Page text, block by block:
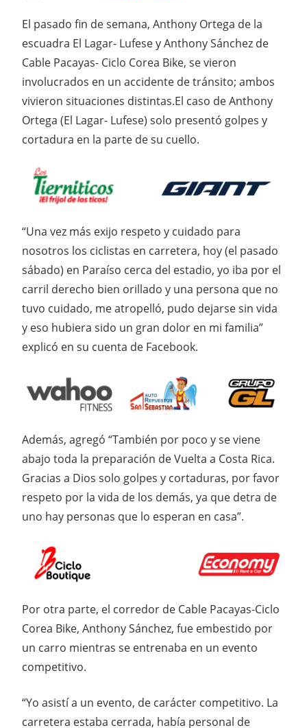
El pasado fin de semana, Anthony Ortega de la
escuadra El Lagar- Lufese y Anthony Sánchez de
Cable Pacayas- Ciclo Corea Bike, se vieron
involucrados en un accidente de tránsito; ambos
vivieron situaciones distintas.El caso de Anthony
Ortega (El Lagar- Lufese) solo presentó golpes y
cortadura en la parte de su cuello.
“Una vez más exijo respeto y cuidado para
nosotros los ciclistas en carretera, hoy (el pasado
sábado) en Paraíso cerca del estadio, yo iba por el
carril derecho bien orillado y una persona que no
tuvo cuidado, me atropelló, pudo dejarse sin vida
y eso hubiera sido un gran dolor en mi familia”
explicó en su cuenta de Facebook.
Además, agregó “También por poco y se viene
abajo toda la preparación de Vuelta a Costa Rica.
Gracias a Dios solo golpes y cortaduras, por favor
respeto por la vida de los demás, ya que detra de
uno hay personas que lo esperan en casa”.
Por otra parte, el corredor de Cable Pacayas-Ciclo
Corea Bike, Anthony Sánchez, fue embestido por
un carro mientras se entrenaba en un evento
competitivo.
“Yo asistí a un evento, de carácter competitivo. La
carretera estaba cerrada, había personal de